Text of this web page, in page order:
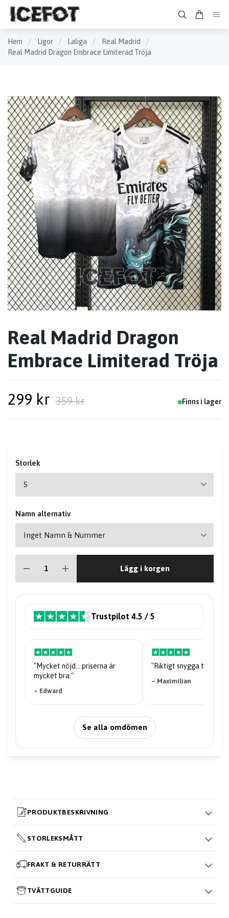
Hem / Ligor / Laliga / Real Madrid
/
Real Madrid Dragon Embrace Limiterad Tröja
Real Madrid Dragon
Embrace Limiterad Tröja
299 kr 359 kr Finns i lager
Storlek
Namn alternativ
Lägg i korgen
Trustpilot 4.5 / 5
"Riktigt snygga tröjor." "Kvaliteten på
– Nabil Abdi
Se alla omdömen
PRODUKTBESKRIVNING
STORLEKSMÅTT
FRAKT & RETURRÄTT
TVÄTTGUIDE